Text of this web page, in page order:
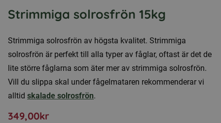
Strimmiga solrosfrön 15kg
Strimmiga solrosfrön av högsta kvalitet. Strimmiga
solrosfrön är perfekt till alla typer av fåglar, oftast är det de
lite större fåglarna som äter mer av strimmiga solrosfrön.
Vill du slippa skal under fågelmataren rekommenderar vi
alltid skalade solrosfrön.
349,00kr